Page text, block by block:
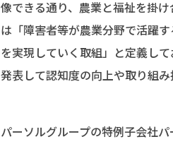
像できる通り、農業と福祉を掛
は「障害者等が農業分野で活躍
を実現していく取組」と定義し
発表して認知度の向上や取り組み
パーソルグループの特例子会社